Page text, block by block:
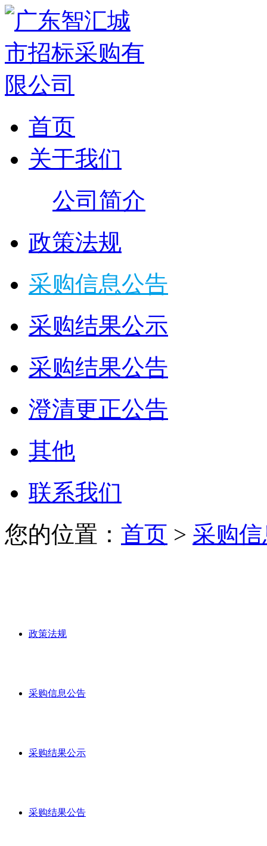
首页
关于我们
公司简介
政策法规
采购信息公告
采购结果公示
采购结果公告
澄清更正公告
其他
联系我们
您的位置： 首页 > 采购
政策法规
采购信息公告
采购结果公示
采购结果公告